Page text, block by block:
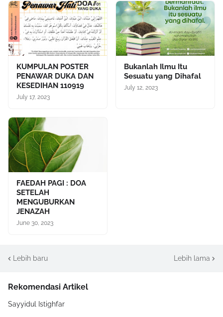
KUMPULAN POSTER
PENAWAR DUKA DAN
KESEDIHAN 110919
July 17, 2023
Bukanlah Ilmu Itu
Sesuatu yang Dihafal
July 12, 2023
FAEDAH PAGI : DOA
SETELAH
MENGUBURKAN
JENAZAH
June 30, 2023
Lebih baru Lebih lama
Rekomendasi Artikel
Sayyidul Istighfar